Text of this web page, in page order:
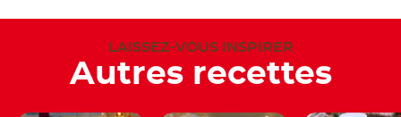
LAISSEZ-VOUS INSPIRER
Autres recettes